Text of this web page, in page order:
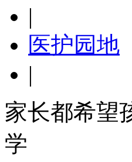
|
医护园地
|
家长都希望
学